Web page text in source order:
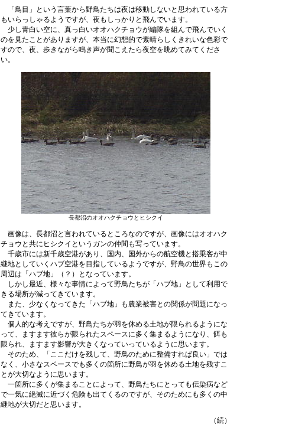
「鳥目」という言葉から野鳥たちは夜は移動しないと思われている方
もいらっしゃるようですが、夜もしっかりと飛んでいます。
少し青白い空に、真っ白いオオハクチョウが編隊を組んで飛んでいく
のを見たことがありますが、本当に幻想的で素晴らしくきれいな色彩で
すので、夜、歩きながら鳴き声が聞こえたら夜空を眺めてみてくださ
い。
長都沼のオオハクチョウとヒシクイ
画像は、長都沼と言われているところなのですが、画像にはオオハク
チョウと共にヒシクイというガンの仲間も写っています。
千歳市には新千歳空港があり、国内、国外からの航空機と搭乗客が中
継地としていくハブ空港を目指しているようですが、野鳥の世界もこの
周辺は「ハブ地」（？）となっています。
しかし最近、様々な事情によって野鳥たちが「ハブ地」として利用で
きる場所が減ってきています。
また、少なくなってきた「ハブ地」も農業被害との関係が問題になっ
てきています。
個人的な考えですが、野鳥たちが羽を休める土地が限られるようにな
って、ますます彼らが限られたスペースに多く集まるようになり、餌も
限られ、ますます影響が大きくなっていっているように思います。
そのため、「ここだけを残して、野鳥のために整備すれば良い」では
なく、小さなスペースでも多くの箇所に野鳥が羽を休める土地を残すこ
とが大切なように思います。
一箇所に多くが集まることによって、野鳥たちにとっても伝染病など
で一気に絶滅に近づく危険も出てくるのですが、そのためにも多くの中
継地が大切だと思います。
（続）